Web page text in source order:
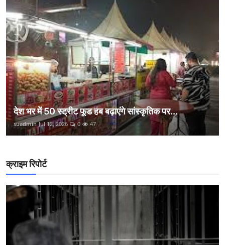
देश भर में 50 स्ट्रीट फूड हब बढ़ाएंगे सांस्कृतिक पर...
suadmin Jul 12, 2026 0 47
क्राइम रिपोर्ट